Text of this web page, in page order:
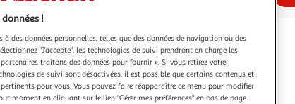
!
des données personnelles, telles que des données de navigation ou des
"J'accepte", les technologies de suivi prendront en charge les
traitons des données pour fournir ». Si vous retirez votre
de suivi sont désactivées, il est possible que certains contenus et
pour vous. Vous pouvez faire réapparaître ce menu pour modifier
moment en cliquant sur le lien "Gérer mes préférences" en bas de page.